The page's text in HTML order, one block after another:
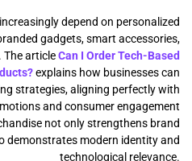
depend on personalized
gadgets, smart accessories,
articleCan I Order Tech-Based
explains how businesses can
strategies, aligning perfectly with
and consumer engagement
not only strengthens brand
demonstrates modern identity and
technological relevance.